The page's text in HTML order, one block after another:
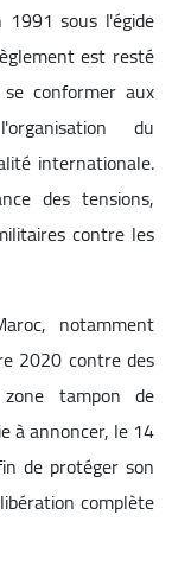
sous l'égide
est resté
conformer aux
du
internationale.
des tensions,
contre les
notamment
2020 contre des
tampon de
à annoncer, le 14
de protéger son
complète